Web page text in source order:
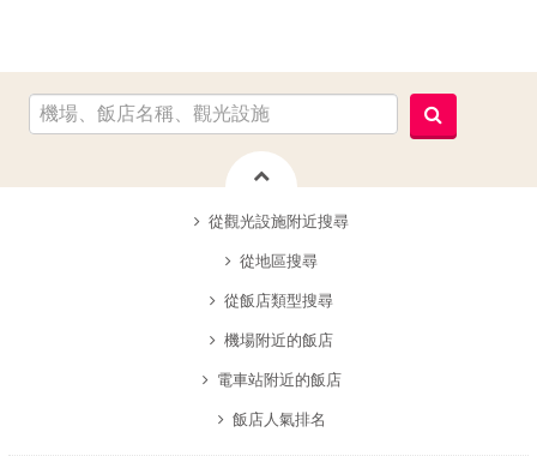
從觀光設施附近搜尋
從地區搜尋
從飯店類型搜尋
機場附近的飯店
電車站附近的飯店
飯店人氣排名